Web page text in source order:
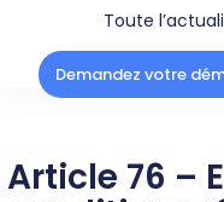
Toute
Demandez votre
Article 76 –